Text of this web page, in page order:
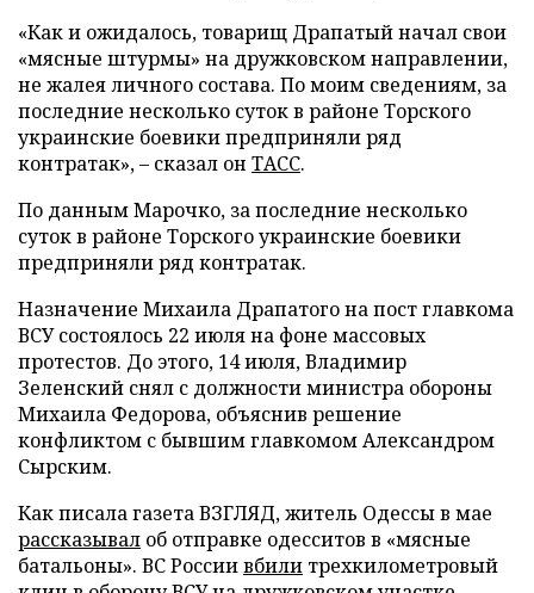
«Как и ожидалось, товарищ Драпатый начал свои
«мясные штурмы» на дружковском направлении,
не жалея личного состава. По моим сведениям, за
последние несколько суток в районе Торского
украинские боевики предприняли ряд
контратак», – сказал он ТАСС.
По данным Марочко, за последние несколько
суток в районе Торского украинские боевики
предприняли ряд контратак.
Назначение Михаила Драпатого на пост главкома
ВСУ состоялось 22 июля на фоне массовых
протестов. До этого, 14 июля, Владимир
Зеленский снял с должности министра обороны
Михаила Федорова, объяснив решение
конфликтом с бывшим главкомом Александром
Сырским.
Как писала газета ВЗГЛЯД, житель Одессы в мае
рассказывал об отправке одесситов в «мясные
батальоны». ВС Россиивбили трехкилометровый